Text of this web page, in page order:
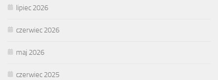
lipiec 2026
czerwiec 2026
maj 2026
czerwiec 2025